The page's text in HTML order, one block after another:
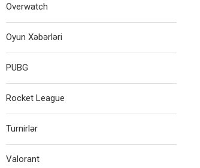
Overwatch
Oyun Xəbərləri
PUBG
Rocket League
Turnirlər
Valorant